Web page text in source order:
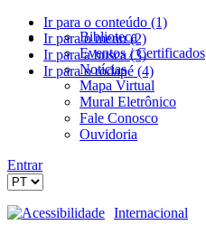
Ir para o conteúdo (1)
Ir para o menu (2)
Ir para a busca (3)
Ir para o rodapé (4)
Biblioteca
Eventos / Certificados
Notícias
Mapa Virtual
Mural Eletrônico
Fale Conosco
Ouvidoria
Entrar
Acessibilidade Internacional